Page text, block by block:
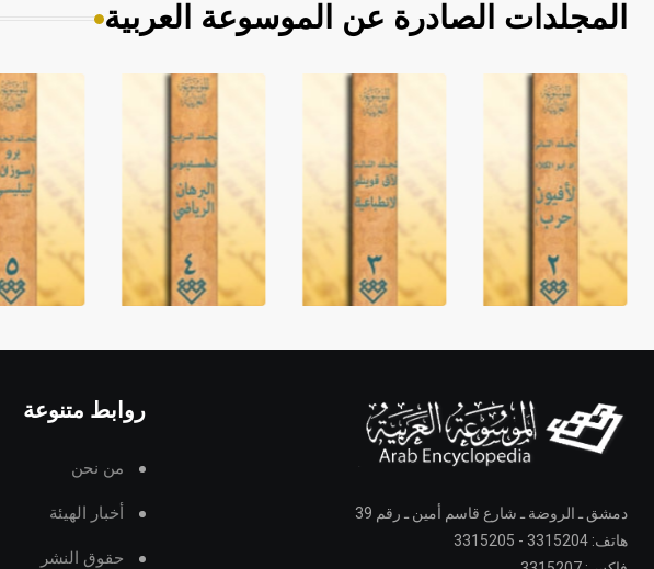
المجلدات الصادرة عن الموسوعة العربية
دمشق ـ الروضة ـ شارع قاسم أمين ـ رقم 39
هاتف: 3315204 - 3315205
روابط متنوعة
من نحن
أخبار الهيئة
حقوق النشر